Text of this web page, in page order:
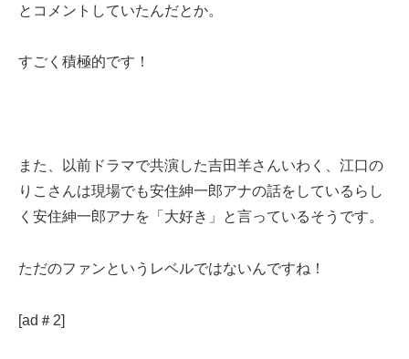
とコメントしていたんだとか。
すごく積極的です！
また、以前ドラマで共演した吉田羊さんいわく、江口の
りこさんは現場でも安住紳一郎アナの話をしているらし
く安住紳一郎アナを「大好き」と言っているそうです。
ただのファンというレベルではないんですね！
[ad＃2]